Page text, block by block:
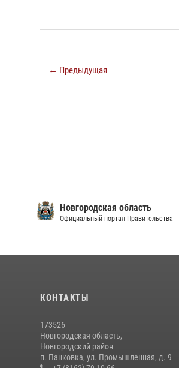
← Предыдущая
Новгородская область
Официальный портал Правительства
КОНТАКТЫ
173526
Новгородская область,
Новгородский район
п. Панковка, ул. Промышленная, д. 9